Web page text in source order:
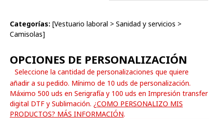
Categorías: [Vestuario laboral > Sanidad y servicios >
Camisolas]
OPCIONES DE PERSONALIZACIÓN
Seleccione la cantidad de personalizaciones que quiere
añadir a su pedido. Mínimo de 10 uds de personalización.
Máximo 500 uds en Serigrafía y 100 uds en Impresión transfer
digital DTF y Sublimación. ¿COMO PERSONALIZO MIS
PRODUCTOS? MÁS INFORMACIÓN.